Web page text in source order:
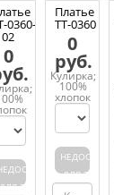
0360-
02
0
ДЛЯ ЗАКАЗА
Платье
ТТ-0360
0
руб.
Кулирка;
100%
хлопок
НЕДОСТУПЕН
ДЛЯ ЗАКАЗА